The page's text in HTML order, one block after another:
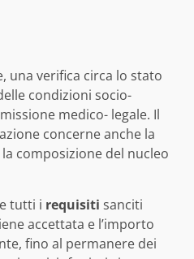
una verifica circa lo stato
condizioni socio-
medico- legale. Il
concerne anche la
composizione del nucleo
tutti i requisiti sanciti
accettata e l’importo
fino al permanere dei